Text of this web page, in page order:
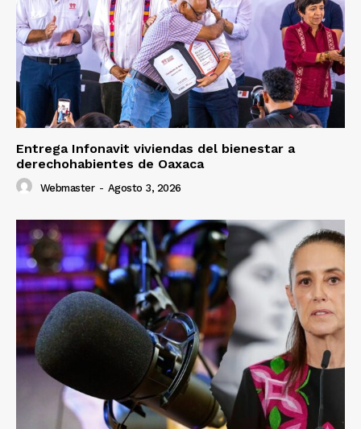
Entrega Infonavit viviendas del bienestar a
derechohabientes de Oaxaca
Webmaster - Agosto 3, 2026